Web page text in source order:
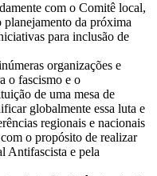
com o Comitê local,
da próxima
para inclusão de
organizações e
o fascismo e o
de uma mesa de
globalmente essa luta e
regionais e nacionais
o propósito de realizar
Antifascista e pela